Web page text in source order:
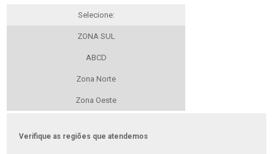
Selecione:
ZONA SUL
ABCD
Zona Norte
Zona Oeste
Verifique as regiões que atendemos